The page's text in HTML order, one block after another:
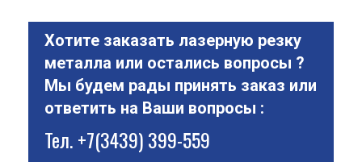
Хотите заказать лазерную резку
металла или остались вопросы ?
Мы будем рады принять заказ или
ответить на Ваши вопросы :
Тел.+7(3439) 399-559